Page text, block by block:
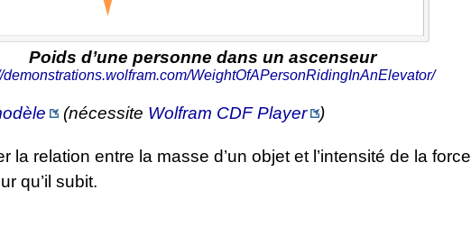
Poids d’une personne dans un ascenseur
demonstrations.wolfram.com/WeightOfAPersonRidingInAnElevator/
(nécessite Wolfram CDF Player )
la relation entre la masse d’un objet et l’intensité de la force
qu’il subit.